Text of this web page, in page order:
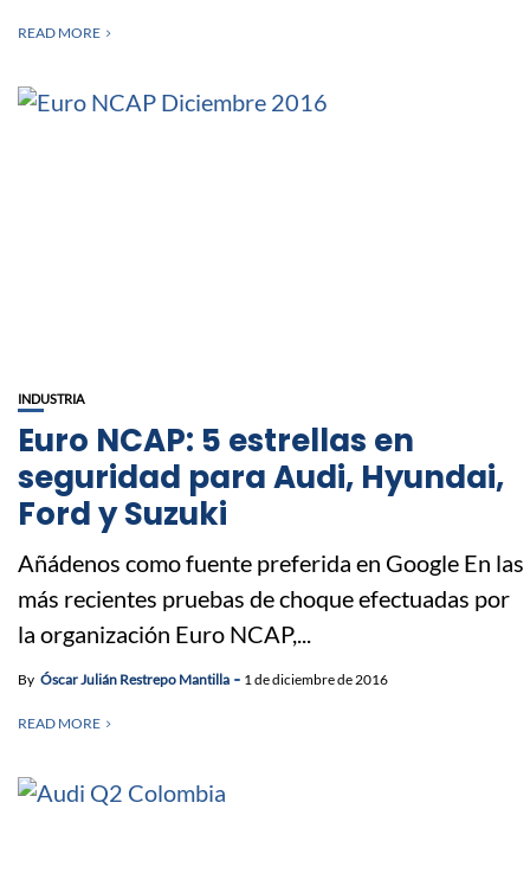
READ MORE
INDUSTRIA
Euro NCAP: 5 estrellas en
seguridad para Audi, Hyundai,
Ford y Suzuki
Añádenos como fuente preferida en Google En las
más recientes pruebas de choque efectuadas por
la organización Euro NCAP,...
By Óscar Julián Restrepo Mantilla 1 de diciembre de 2016
READ MORE